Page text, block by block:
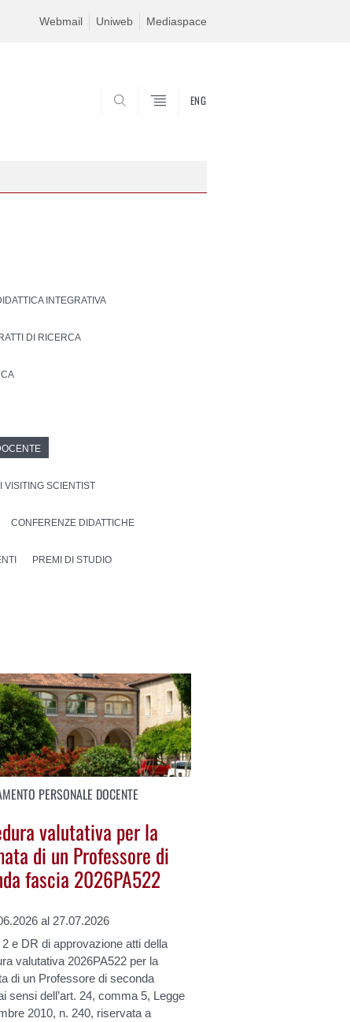
Webmail Uniweb Mediaspace
ENG
INTEGRATIVA
DI RICERCA
VISITING SCIENTIST
CONFERENZE DIDATTICHE
PREMI DI STUDIO
PERSONALE DOCENTE
valutativa per la
di un Professore di
fascia 2026PA522
al 27.07.2026
2 e DR di approvazione atti della
valutativa 2026PA522 per la
di un Professore di seconda
sensi dell’art. 24, comma 5, Legge
2010, n. 240, riservata a